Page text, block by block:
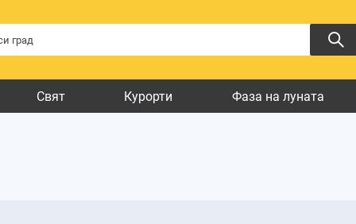
Свят Курорти Фаза на луната